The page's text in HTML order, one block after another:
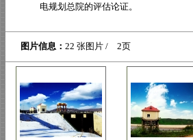
电规划总院的评估论证。
图片信息： 22 张图片 / 2页